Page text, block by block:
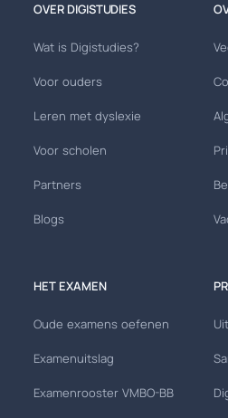
OVER DIGISTUDIES
Wat is Digistudies?
Voor ouders
Leren met dyslexie
Voor scholen
Partners
Blogs
HET EXAMEN
Oude examens oefenen
Examenuitslag
Examenrooster VMBO-BB